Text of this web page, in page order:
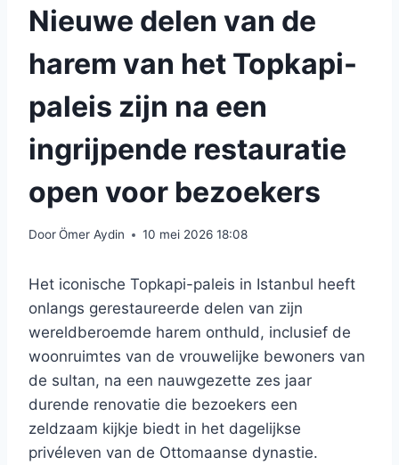
Nieuwe delen van de
harem van het Topkapi-
paleis zijn na een
ingrijpende restauratie
open voor bezoekers
DoorÖmer Aydin 10 mei 2026 18:08
Het iconische Topkapi-paleis in Istanbul heeft
onlangs gerestaureerde delen van zijn
wereldberoemde harem onthuld, inclusief de
woonruimtes van de vrouwelijke bewoners van
de sultan, na een nauwgezette zes jaar
durende renovatie die bezoekers een
zeldzaam kijkje biedt in het dagelijkse
privéleven van de Ottomaanse dynastie.